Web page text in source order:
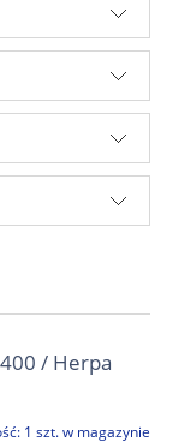
/ Herpa
1 szt. w magazynie